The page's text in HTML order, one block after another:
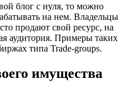
блог с нуля, то можно
на нем. Владельцы
продают свой ресурс, на
аудитория. Примеры таких
типа Trade-groups.
имущества